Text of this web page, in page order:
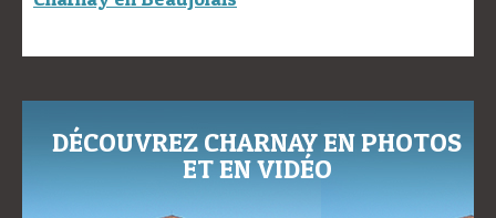
DÉCOUVREZ CHARNAY EN PHOTOS
ET EN VIDÉO